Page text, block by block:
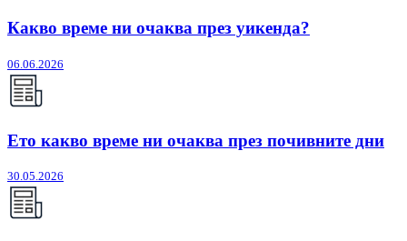
Какво време ни очаква през уикенда?
06.06.2026
Ето какво време ни очаква през почивните дни
30.05.2026